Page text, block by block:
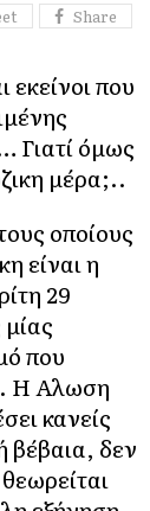
Share
εκείνοι που
Γιατί όμως
μέρα;..
οποίους
είναι η
29
που
Η Αλωση
κανείς
βέβαια, δεν